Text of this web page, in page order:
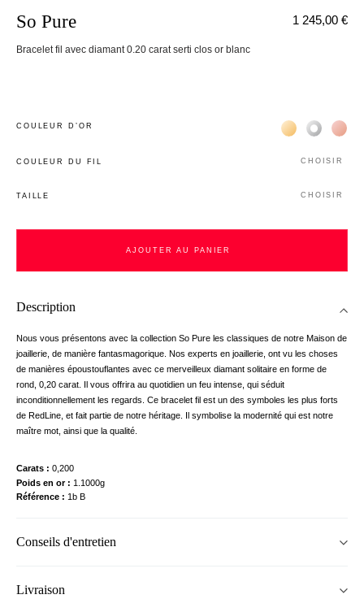
So Pure
Bracelet fil avec diamant 0.20 carat serti clos or blanc
1 245,00 €
COULEUR D’OR Жёлтое золото
Белое
COULEUR DU FIL CHOISIR
TAILLE CHOISIR
AJOUTER AU PANIER
Description
Nous vous présentons avec la collection So Pure les classiques de notre Maison de
joaillerie, de manière fantasmagorique. Nos experts en joaillerie, ont vu les choses
de manières époustouflantes avec ce merveilleux diamant solitaire en forme de
rond, 0,20 carat. Il vous offrira au quotidien un feu intense, qui séduit
inconditionnellement les regards. Ce bracelet fil est un des symboles les plus forts
de RedLine, et fait partie de notre héritage. Il symbolise la modernité qui est notre
maître mot, ainsi que la qualité.
Carats
0,200
Poids en or
1.1000g
Référence
1b B
Conseils d'entretien
Livraison